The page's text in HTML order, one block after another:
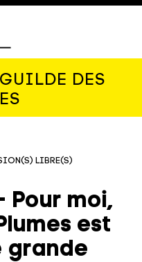
DES
LIBRE(S)
Pour moi,
est
grande